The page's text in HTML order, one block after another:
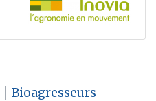
Bioagresseurs